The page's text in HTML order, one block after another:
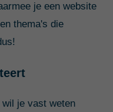
je een website
thema's die
je vast weten